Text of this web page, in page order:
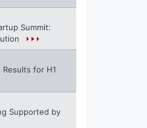
Summit:
Results for H1
Supported by